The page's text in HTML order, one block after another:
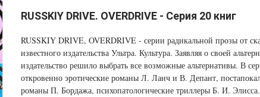
RUSSKIY DRIVE. OVERDRIVE - Серия 20 книг
RUSSKIY DRIVE, OVERDRIVE - серии радикальной прозы от
известного издательства Ультра. Культура. Заявляя о своей
издательство решило выбрать все возможные альтернативы. В
откровенно эротические романы Л. Ланч и В. Депант,
романы П. Бордажа, психопатологические триллеры Б. И. Элисса.